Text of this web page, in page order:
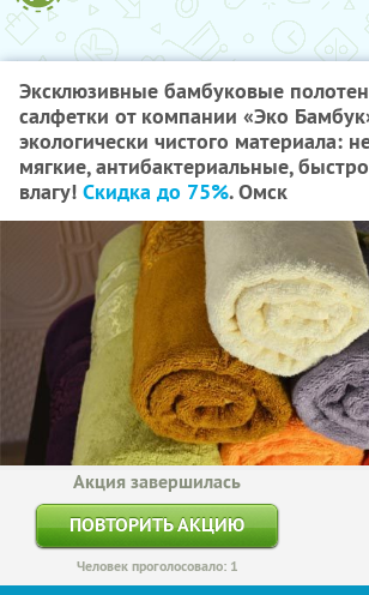
Эксклюзивные бамбуковые
салфетки от компании «Эко
экологически чистого материала:
мягкие, антибактериальные,
влагу! Скидка до 75%. Омск
Акция завершилась
ПОВТОРИТЬ АКЦИЮ
Человек проголосовало: 1